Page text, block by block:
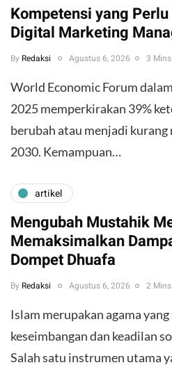
Kompetensi yang
Digital Marketing
By Redaksi Agustus 6, 2026 3
World Economic Forum
2025 memperkirakan 39%
berubah atau menjadi kurang
2030. Kemampuan…
artikel
Mengubah Mustahik
Memaksimalkan
Dompet Dhuafa
By Redaksi Agustus 6, 2026 2
Islam merupakan agama
keseimbangan dan keadilan
Salah satu instrumen utama